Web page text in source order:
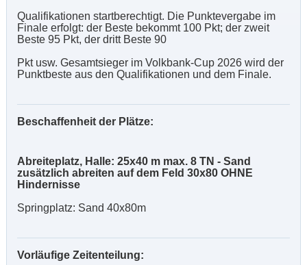
Qualifikationen startberechtigt. Die Punktevergabe im
Finale erfolgt: der Beste bekommt 100 Pkt; der zweit
Beste 95 Pkt, der dritt Beste 90
Pkt usw. Gesamtsieger im Volkbank-Cup 2026 wird der
Punktbeste aus den Qualifikationen und dem Finale.
Beschaffenheit der Plätze:
Abreiteplatz, Halle: 25x40 m max. 8 TN - Sand
zusätzlich abreiten auf dem Feld 30x80 OHNE
Hindernisse
Springplatz: Sand 40x80m
Vorläufige Zeitenteilung: